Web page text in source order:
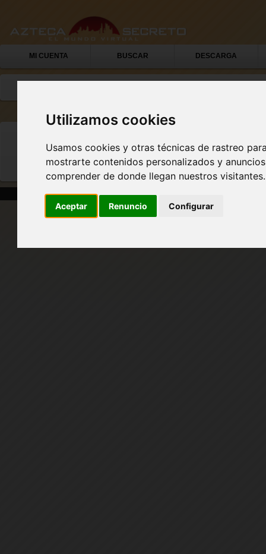
Utilizamos cookies
Usamos cookies y otras técnicas de rastreo
mostrarte contenidos personalizados y
comprender de donde llegan nuestros visitantes.
Aceptar Renuncio Configurar
MI CUENTA BUSCAR DESCARGA
La ruta de acceso '/llms.txt' que
Home|Solicitud de soporte